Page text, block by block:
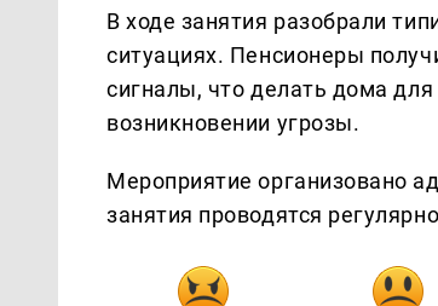
В ходе занятия разобрали
ситуациях. Пенсионеры
сигналы, что делать дома
возникновении угрозы.
Мероприятие организовано
занятия проводятся